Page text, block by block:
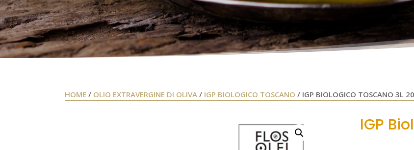
HOME / OLIO EXTRAVERGINE DI OLIVA / IGP BIOLOGICO TOSCANO / IGP BIOLOGICO TOSCANO 3L
IGP